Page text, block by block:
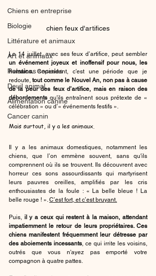
Chiens en entreprise
Biologie
Littérature et animaux
Art et animaux
Relations sociales
Deuil animal
Alimentation canine
Cancer canin
chien feux d'artifices
un événement joyeux et inoffensif pour nous, les
humains. Cependant, c'est une période que je
redoute, tout comme le Nouvel An, non pas à cause
de la peur des feux d’artifice, mais en raison des
débordements qu'ils entraînent sous prétexte de «
célébration » ou d’« événements festifs ».
Mais surtout, il y a les animaux.
Il y a les animaux domestiques, notamment les
chiens, que l’on emmène souvent, sans qu'ils
comprennent où ils se trouvent. Ils découvrent avec
horreur ces sons assourdissants qui martyrisent
leurs pauvres oreilles, amplifiés par les cris
enthousiastes de la foule : « La belle bleue ! La
belle rouge ! ». C’est fort, et c’est bruyant.
Puis, il y a ceux qui restent à la maison, attendant
impatiemment le retour de leurs propriétaires. Ces
chiens manifestent fréquemment leur détresse par
des aboiements incessants , ce qui irrite les voisins,
outrés que vous n'ayez pas emporté votre
compagnon à quatre pattes.